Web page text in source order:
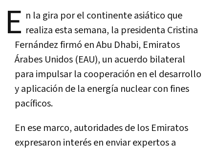
E n la gira por el continente asiático que
realiza esta semana, la presidenta Cristina
Fernández firmó en Abu Dhabi, Emiratos
Árabes Unidos (EAU), un acuerdo bilateral
para impulsar la cooperación en el desarrollo
y aplicación de la energía nuclear con fines
pacíficos.
En ese marco, autoridades de los Emiratos
expresaron interés en enviar expertos a